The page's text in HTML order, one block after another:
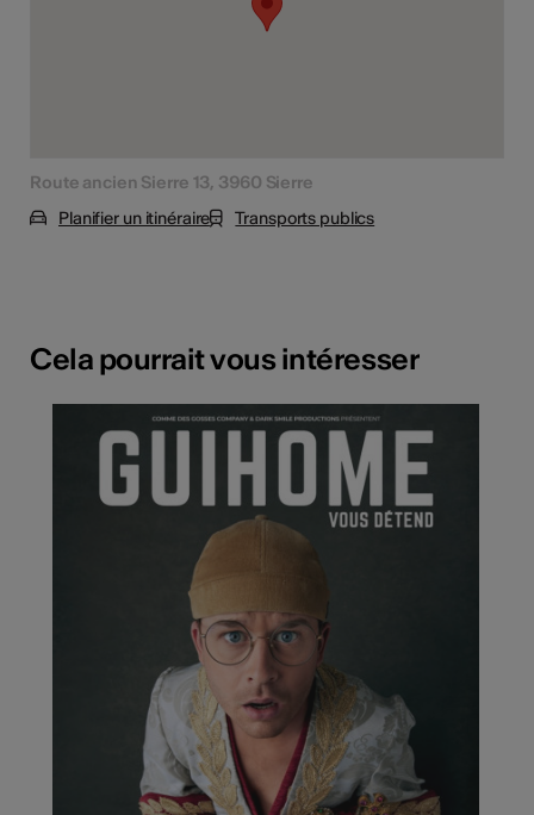
Route ancien Sierre 13, 3960 Sierre
Planifier un itinéraire
Transports publics
Cela pourrait vous intéresser